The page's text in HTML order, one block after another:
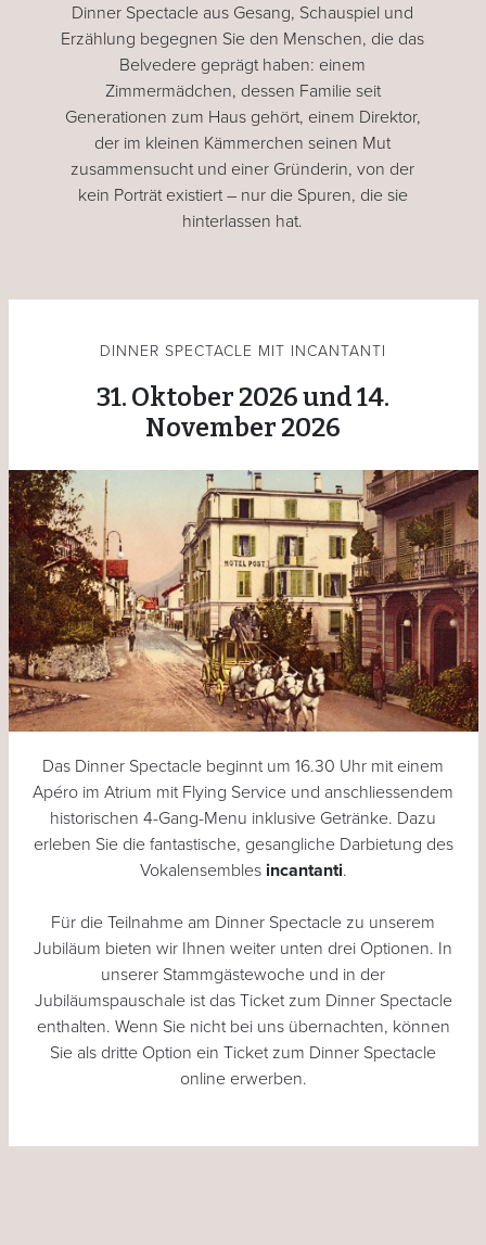
Dinner Spectacle aus Gesang, Schauspiel und
Erzählung begegnen Sie den Menschen, die das
Belvedere geprägt haben: einem
Zimmermädchen, dessen Familie seit
Generationen zum Haus gehört, einem Direktor,
der im kleinen Kämmerchen seinen Mut
zusammensucht und einer Gründerin, von der
kein Porträt existiert – nur die Spuren, die sie
hinterlassen hat.
DINNER SPECTACLE MIT INCANTANTI
31. Oktober 2026 und 14.
November 2026
Das Dinner Spectacle beginnt um 16.30 Uhr mit einem
Apéro im Atrium mit Flying Service und anschliessendem
historischen 4-Gang-Menu inklusive Getränke. Dazu
erleben Sie die fantastische, gesangliche Darbietung des
Vokalensembles incantanti.
Für die Teilnahme am Dinner Spectacle zu unserem
Jubiläum bieten wir Ihnen weiter unten drei Optionen. In
unserer Stammgästewoche und in der
Jubiläumspauschale ist das Ticket zum Dinner Spectacle
enthalten. Wenn Sie nicht bei uns übernachten, können
Sie als dritte Option ein Ticket zum Dinner Spectacle
online erwerben.